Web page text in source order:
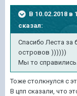
В 10.02.2018 в
сказал:
Спасибо Леста за
островов ))))))
Мы то
Тоже столкнулся с
В цпп сказали, что